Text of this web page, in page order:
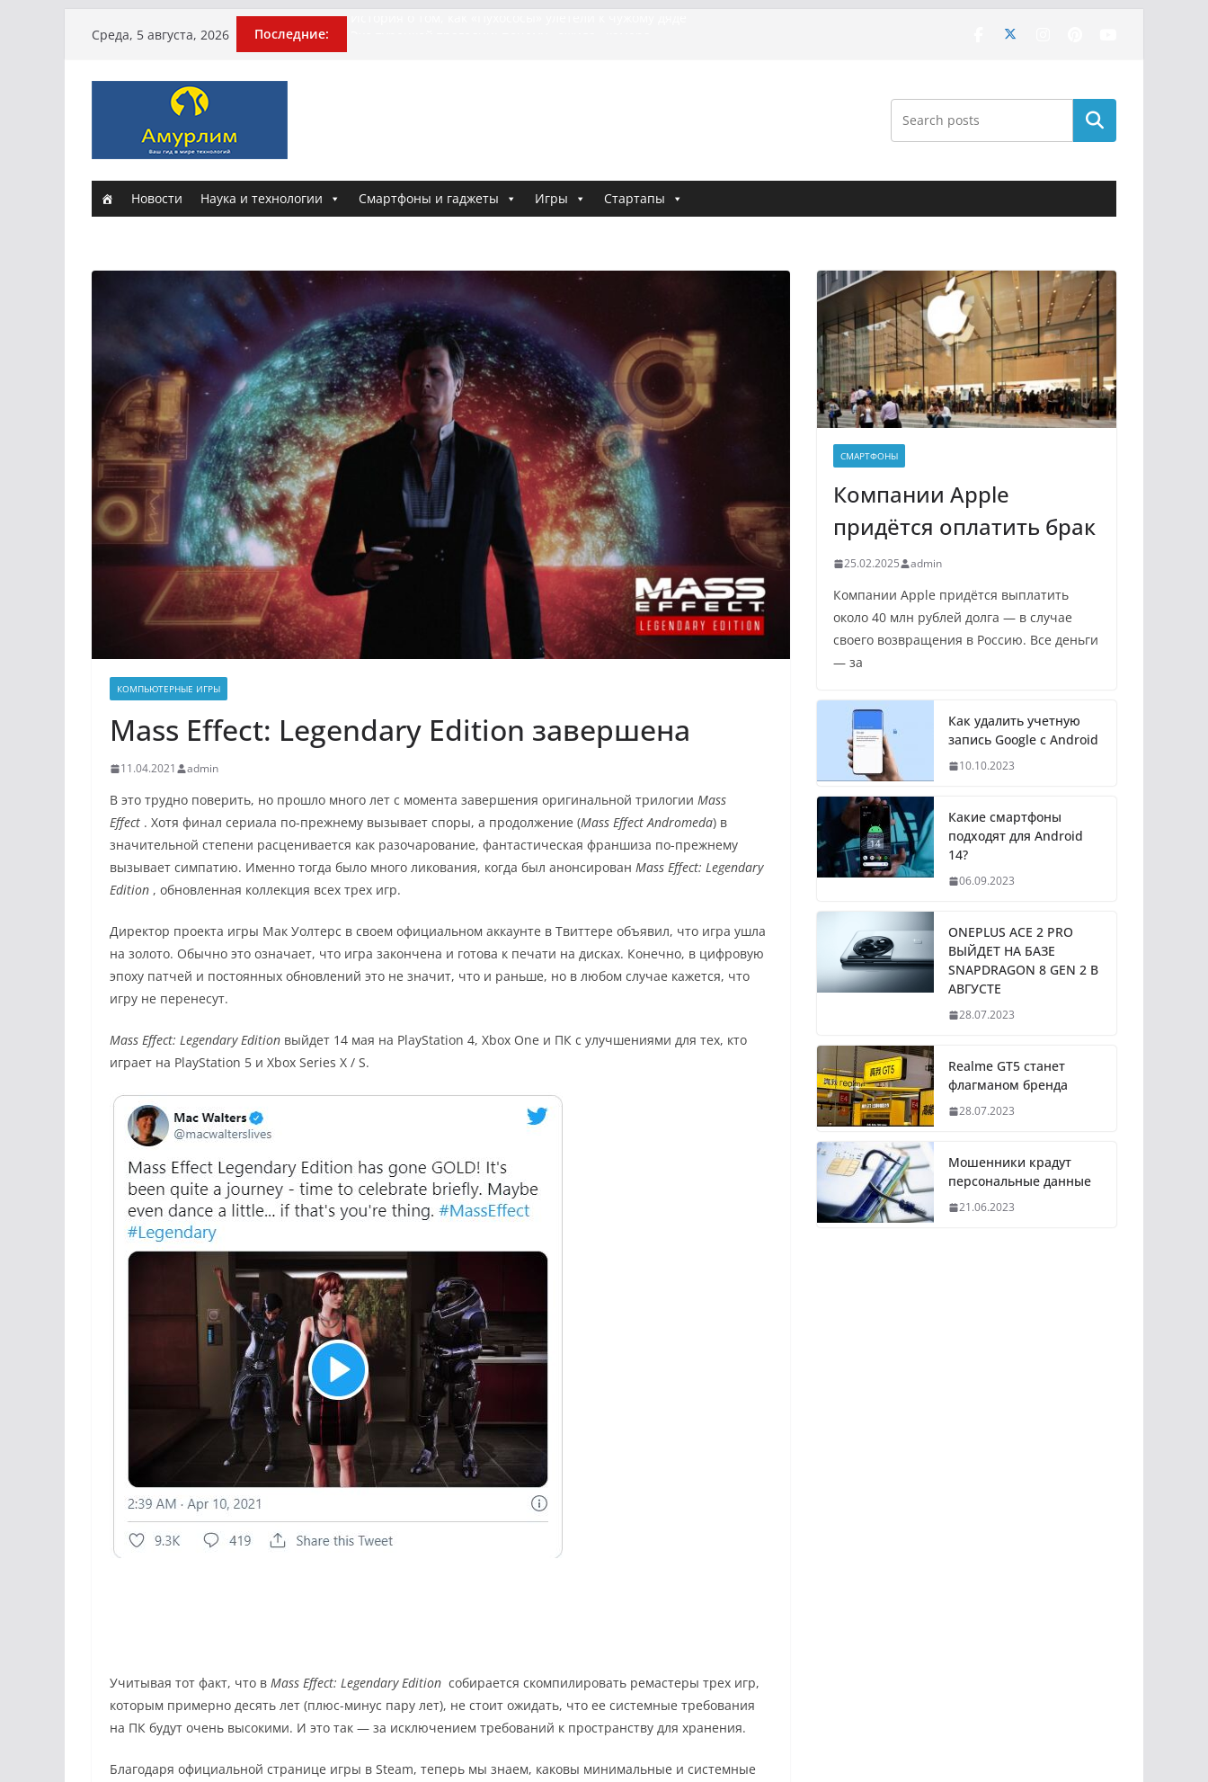
Среда, 5 августа, 2026 Последние:
Поиск
Новости Наука и технологии Смартфоны и гаджеты Игры Стартапы
КОМПЬЮТЕРНЫЕ ИГРЫ
Mass Effect: Legendary Edition завершена
11.04.2021 admin
В это трудно поверить, но прошло много лет с момента завершения оригинальной трилогии Mass
Effect . Хотя финал сериала по-прежнему вызывает споры, а продолжение (Mass Effect Andromeda) в
значительной степени расценивается как разочарование, фантастическая франшиза по-прежнему
вызывает симпатию. Именно тогда было много ликования, когда был анонсирован Mass Effect: Legendary
Edition , обновленная коллекция всех трех игр.
Директор проекта игры Мак Уолтерс в своем официальном аккаунте в Твиттере объявил, что игра ушла
на золото. Обычно это означает, что игра закончена и готова к печати на дисках. Конечно, в цифровую
эпоху патчей и постоянных обновлений это не значит, что и раньше, но в любом случае кажется, что
игру не перенесут.
Mass Effect: Legendary Edition выйдет 14 мая на PlayStation 4, Xbox One и ПК с улучшениями для тех, кто
играет на PlayStation 5 и Xbox Series X / S.
Учитывая тот факт, что в Mass Effect: Legendary Edition собирается скомпилировать ремастеры трех игр,
которым примерно десять лет (плюс-минус пару лет), не стоит ожидать, что ее системные требования
на ПК будут очень высокими. И это так — за исключением требований к пространству для хранения.
Благодаря официальной странице игры в Steam, теперь мы знаем, каковы минимальные и системные
СМАРТФОНЫ
Компании Apple
придётся оплатить брак
25.02.2025 admin
Компании Apple придётся выплатить
около 40 млн рублей долга — в случае
своего возвращения в Россию. Все деньги
— за
Как удалить учетную
запись Google с Android
10.10.2023
Какие смартфоны
подходят для Android
14?
06.09.2023
ONEPLUS ACE 2 PRO
ВЫЙДЕТ НА БАЗЕ
SNAPDRAGON 8 GEN 2 В
АВГУСТЕ
28.07.2023
Realme GT5 станет
флагманом бренда
28.07.2023
Мошенники крадут
персональные данные
21.06.2023